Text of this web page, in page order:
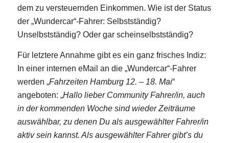
dem zu versteuernden Einkommen. Wie ist der Status
der „Wundercar“-Fahrer: Selbstständig?
Unselbstständig? Oder gar scheinselbstständig?
Für letztere Annahme gibt es ein ganz frisches Indiz:
In einer internen eMail an die „Wundercar“-Fahrer
werden „Fahrzeiten Hamburg 12. – 18. Mai“
angeboten: „Hallo lieber Community Fahrer/in, auch
in der kommenden Woche sind wieder Zeiträume
auswählbar, zu denen Du als ausgewählter Fahrer/in
aktiv sein kannst. Als ausgewählter Fahrer gibt’s du